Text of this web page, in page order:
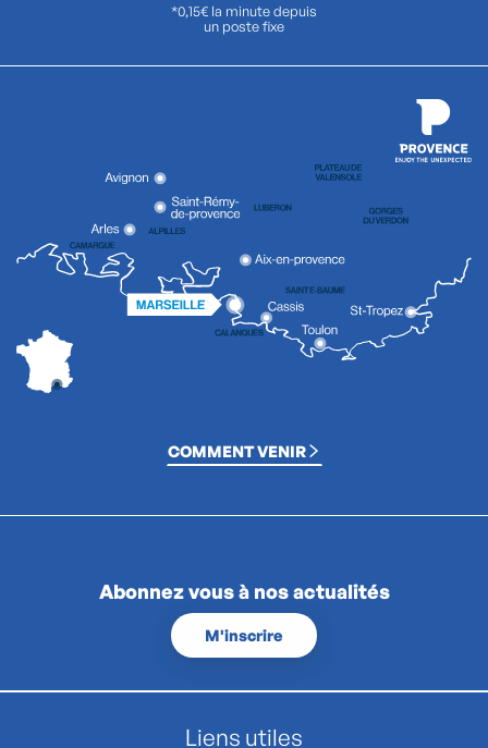
*0,15€ la minute depuis
un poste fixe
COMMENT VENIR
Abonnez vous à nos actualités
M'inscrire
Liens utiles